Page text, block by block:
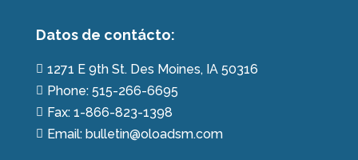
Datos de contácto:
 1271 E 9th St. Des Moines, IA 50316
 Phone: 515-266-6695
 Fax: 1-866-823-1398
 Email: bulletin@oloadsm.com